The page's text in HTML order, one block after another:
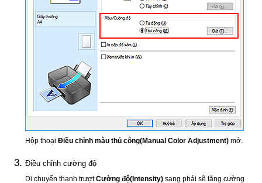
Hộp thoạiĐiều chỉnh màu thủ công(Manual Color Adjustment) mở.
Điều chỉnh cường độ
Di chuyển thanh trượtCường độ(Intensity) sang phải sẽ tăng cường